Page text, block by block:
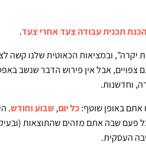
הכנת תכנית עבודה צעד אחרי צעד.
יקרה", ובמציאות הכאוטית שלנו קשה
צפויים, אבל אין פירוש הדבר שנשב
וחדשנות.
אתם באופן שוטף:כל יום,שבוע וחודש.
שבה אתם מזהים שהתוצאות
העסקית.